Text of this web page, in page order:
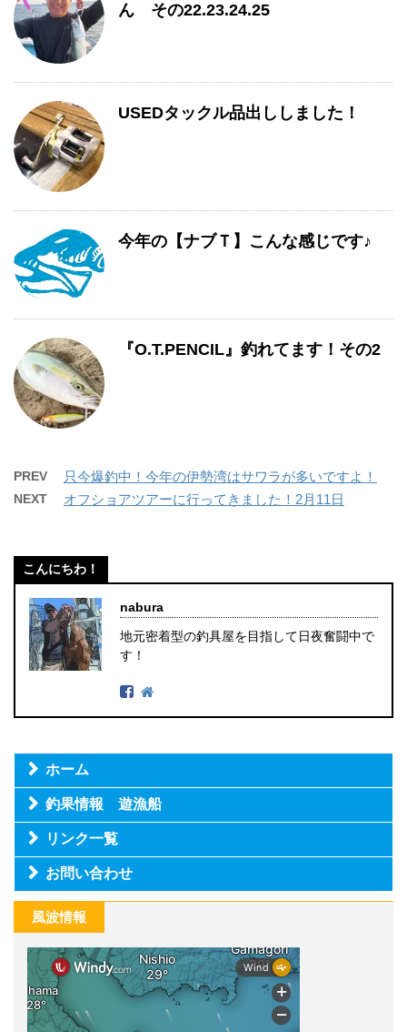
ん その22.23.24.25
USEDタックル品出ししました！
今年の【ナブＴ】こんな感じです♪
『O.T.PENCIL』釣れてます！その2
PREV 只今爆釣中！今年の伊勢湾はサワラが多いですよ！
NEXT オフショアツアーに行ってきました！2月11日
こんにちわ！
nabura
地元密着型の釣具屋を目指して日夜奮闘中で
す！
ホーム
釣果情報 遊漁船
リンク一覧
お問い合わせ
風波情報